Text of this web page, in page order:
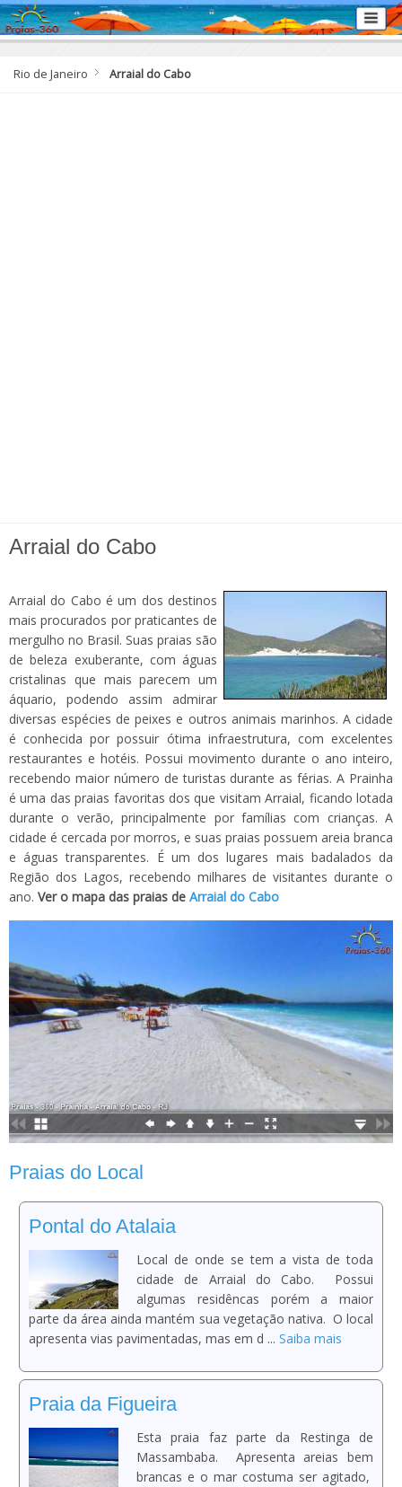
Rio de Janeiro Arraial do Cabo
Arraial do Cabo
Arraial do Cabo é um dos destinos
mais procurados por praticantes de
mergulho no Brasil. Suas praias são
de beleza exuberante, com águas
cristalinas que mais parecem um
áquario, podendo assim admirar
diversas espécies de peixes e outros animais marinhos. A cidade
é conhecida por possuir ótima infraestrutura, com excelentes
restaurantes e hotéis. Possui movimento durante o ano inteiro,
recebendo maior número de turistas durante as férias. A Prainha
é uma das praias favoritas dos que visitam Arraial, ficando lotada
durante o verão, principalmente por famílias com crianças. A
cidade é cercada por morros, e suas praias possuem areia branca
e águas transparentes. É um dos lugares mais badalados da
Região dos Lagos, recebendo milhares de visitantes durante o
ano. Ver o mapa das praias de Arraial do Cabo
Praias do Local
Pontal do Atalaia
Local de onde se tem a vista de toda
cidade de Arraial do Cabo. Possui
algumas residêncas porém a maior
parte da área ainda mantém sua vegetação nativa. O local
apresenta vias pavimentadas, mas em d ... Saiba mais
Praia da Figueira
Esta praia faz parte da Restinga de
Massambaba. Apresenta areias bem
brancas e o mar costuma ser agitado,